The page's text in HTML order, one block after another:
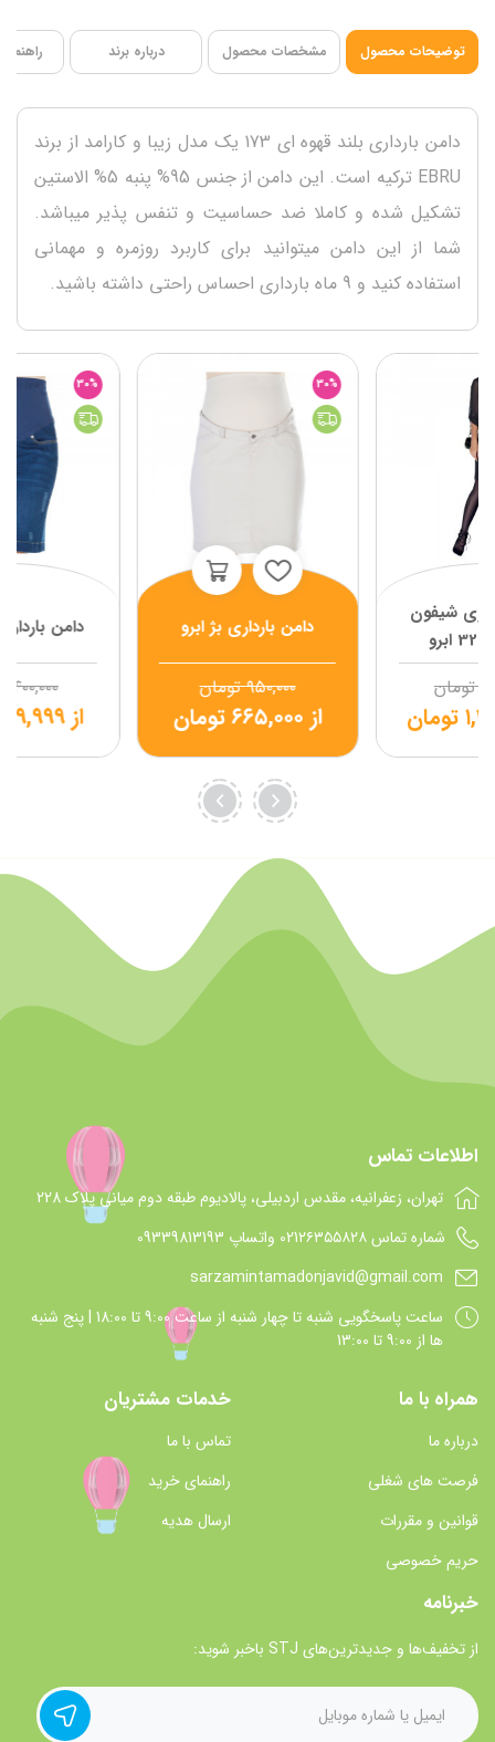
توضیحات محصول مشخصات محصول درباره برند
دامن بارداری بلند قهوه ای 173 یک مدل زیبا و کارامد از برند
EBRU ترکیه است. این دامن از جنس 95% پنبه 5% الاستین
تشکیل شده و کاملا ضد حساسیت و تنفس پذیر میباشد.
شما از این دامن میتوانید برای کاربرد روزمره و مهمانی
استفاده کنید و 9 ماه بارداری احساس راحتی داشته باشید.
شیفون
تومان
تومان
30%
دامن بارداری بژ ابرو
۹۵۰,۰۰۰ تومان
از ۶۶۵,۰۰۰تومان
30%
دامن
۱,۴۰۰,۰۰۰
از
اطلاعات تماس
تهران، زعفرانیه، مقدس اردبیلی، پالادیوم طبقه دوم میانی پلاک 228
شماره تماس 021۲۶۳۵۵۸۲۸ واتساپ 09339813193
sarzamintamadonjavid@gmail.com
ساعت پاسخگويي شنبه تا چهار شنبه از ساعت 9:00 تا 18:00 | پنج شنبه
ها از 9:00 تا 13:00
همراه با ما
درباره ما
فرصت های شغلی
قوانین و مقررات
حریم خصوصی
خدمات مشتریان
تماس با ما
راهنمای خرید
ارسال هدیه
خبرنامه
از تخفیف‌ها و جدیدترین‌های STJ باخبر شوید: